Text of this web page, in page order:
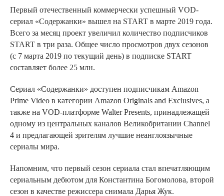
Первый отечественный коммерчески успешный VOD-
сериал «Содержанки» вышел на START в марте 2019 года.
Всего за месяц проект увеличил количество подписчиков
START в три раза. Общее число просмотров двух сезонов
(с 7 марта 2019 по текущий день) в подписке START
составляет более 25 млн.
Сериал «Содержанки» доступен подписчикам Amazon
Prime Video в категории Amazon Originals and Exclusives, а
также на VOD-платформе Walter Presents, принадлежащей
одному из центральных каналов Великобритании Channel
4 и предлагающей зрителям лучшие неанглоязычные
сериалы мира.
Напомним, что первый сезон сериала стал впечатляющим
сериальным дебютом для Константина Богомолова, второй
сезон в качестве режиссера снимала Дарья Жук.